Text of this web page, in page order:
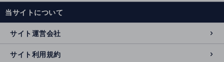
e
n
al
si
t
当サイトについて
サイト運営会社
サイト利用規約